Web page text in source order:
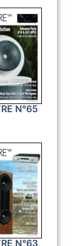
N°65
N°63